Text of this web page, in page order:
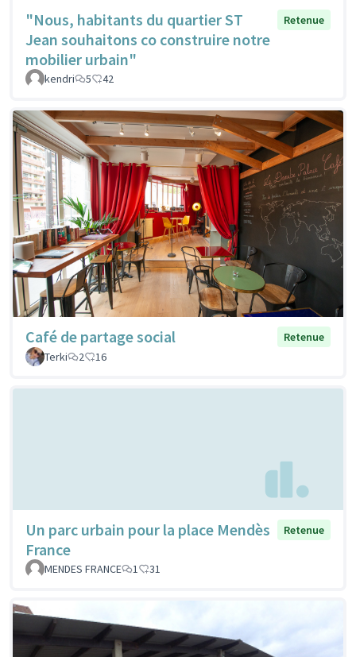
"Nous, habitants du quartier ST
Jean souhaitons co construire notre
mobilier urbain"
Retenue
kendri 5 42
Café de partage social
Retenue
Terki
2 16
Un parc urbain pour la place Mendès
France
Retenue
MENDES FRANCE 1 31